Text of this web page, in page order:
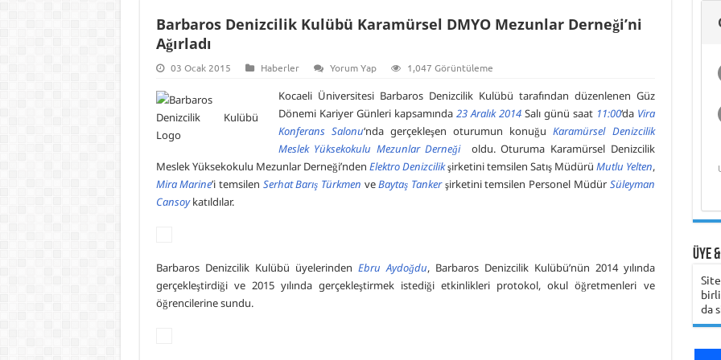
ve Akademik
Yaşam
ile Denizcilik
Eğitimi ve Meslek
Araştırma
Zaman Aramalı?
Çalışmaya Değer
Olduğunu Nasıl
Yöntemleri
Gündüz Aybay
Belgeseli ve
Öğrenci Yorumu
Karadeniz Teknik
Üniversitesi
Öğrenci Yorumu
Öğrenci Yorumu
Girne Amerikan
Üniversitesi
Öğrenci Yorumu
Barbaros Denizcilik Kulübü Karamürsel DMYO Mezunlar Derneği’ni
Ağırladı
03 Ocak 2015 Haberler Yorum Yap 1,047 Görüntüleme
Kocaeli Üniversitesi Barbaros Denizcilik Kulübü tarafından düzenlenen Güz
Dönemi Kariyer Günleri kapsamında23 Aralık 2014Salı günü saat 11:00‘da Vira
Konferans Salonu‘nda gerçekleşen oturumun konuğuKaramürsel Denizcilik
Meslek Yüksekokulu Mezunlar Derneği
oldu. Oturuma Karamürsel Denizcilik
Meslek Yüksekokulu Mezunlar Derneği’nden Elektro Denizcilikşirketini temsilen Satış Müdürü Mutlu Yelten,
Mira Marine’i temsilen Serhat Barış Türkmen veBaytaş Tankerşirketini temsilen Personel Müdür Süleyman
Cansoykatıldılar.
Barbaros Denizcilik Kulübü üyelerinden Ebru Aydoğdu, Barbaros Denizcilik Kulübü’nün 2014 yılında
gerçekleştirdiği ve 2015 yılında gerçekleştirmek istediği etkinlikleri protokol, okul öğretmenleri ve
öğrencilerine sundu.
Üye
da